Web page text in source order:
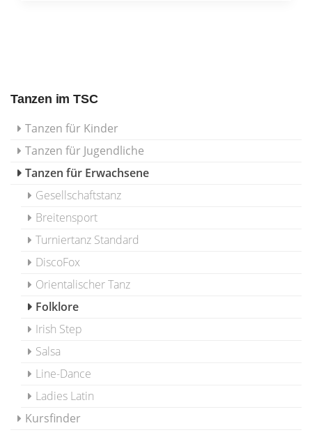
Tanzen im TSC
Tanzen für Kinder
Tanzen für Jugendliche
Tanzen für Erwachsene
Gesellschaftstanz
Breitensport
Turniertanz Standard
DiscoFox
Orientalischer Tanz
Folklore
Irish Step
Salsa
Line-Dance
Ladies Latin
Kursfinder